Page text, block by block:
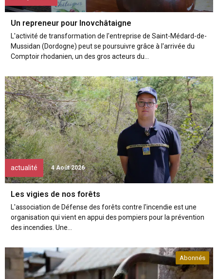
Un repreneur pour Inovchâtaigne
L'activité de transformation de l'entreprise de Saint-Médard-de-
Mussidan (Dordogne) peut se poursuivre grâce à l'arrivée du
Comptoir rhodanien, un des gros acteurs du...
actualité 4 Août 2026
Les vigies de nos forêts
L'association de Défense des forêts contre l'incendie est une
organisation qui vient en appui des pompiers pour la prévention
des incendies. Une...
Abonnés